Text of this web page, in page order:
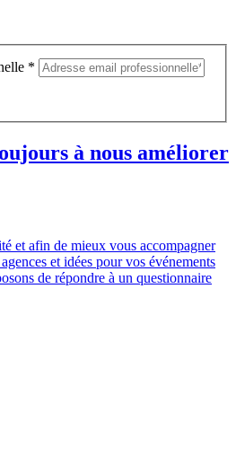
*
à nous améliorer
et afin de mieux vous accompagner
et idées pour vos événements
de répondre à un questionnaire